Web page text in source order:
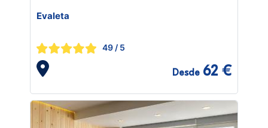
Evaleta
49 / 5
Desde 62 €